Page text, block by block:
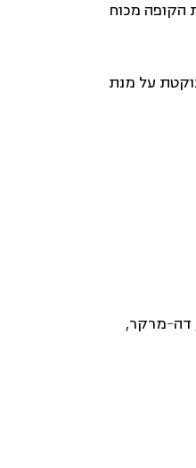
הקופה מכוח
נוקטת על מנת
דה-מרקר,